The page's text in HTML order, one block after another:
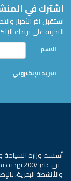
اشترك في
استقبل آخر الأخبار
البحرية على بريدك
الاسم
البريد الإلكتروني
أسست وزارة السياحة
في عام
والأنشطة البحرية،